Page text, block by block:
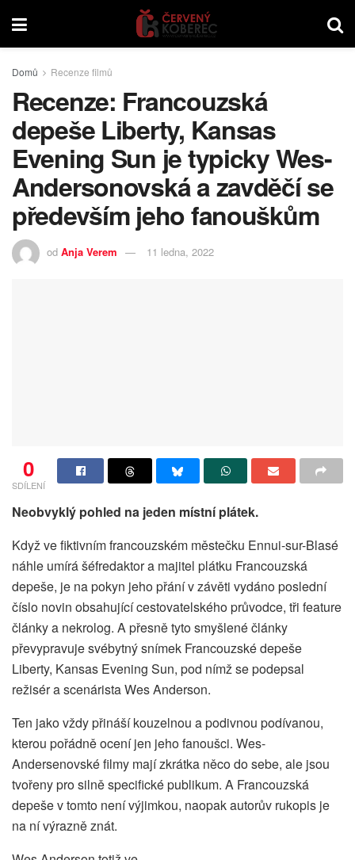
Domů Recenze filmů
Recenze: Francouzská
depeše Liberty, Kansas
Evening Sun je typicky Wes-
Andersonovská a zavděčí se
především jeho fanouškům
od Anja Verem 11 ledna, 2022
0
SDÍLENÍ
Neobvyklý pohled na jeden místní plátek.
Když ve fiktivním francouzském městečku Ennui-sur-Blasé
náhle umírá šéfredaktor a majitel plátku Francouzská
depeše, je na pokyn jeho přání v závěti vydáno poslední
číslo novin obsahující cestovatelského průvodce, tři feature
články a nekrolog. A přesně tyto smyšlené články
převypravuje svébytný snímek Francouzské depeše
Liberty, Kansas Evening Sun, pod nímž se podepsal
režisér a scenárista Wes Anderson.
Ten jako vždy přináší kouzelnou a podivnou podívanou,
kterou pořádně ocení jen jeho fanoušci. Wes-
Andersenovské filmy mají zkrátka něco do sebe, ale jsou
tvořeny pro silně specifické publikum. A Francouzská
depeše v tomto není výjimkou, naopak autorův rukopis je
na ní výrazně znát.